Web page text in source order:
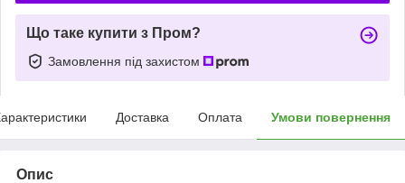
Що таке купити з Пром?
Замовлення під захистом
Доставка Оплата Умови повернення
Опис